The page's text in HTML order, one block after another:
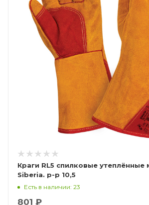
Краги RL5 спилковые утеплённые
Siberia. р-р 10,5
Есть в наличии: 23
801 ₽